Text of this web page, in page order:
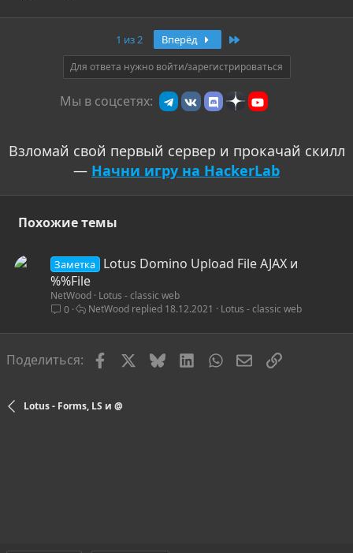
1 из 2 Вперёд
Для ответа нужно войти/зарегистрироваться
Мы в соцсетях:
Взломай свой первый сервер и прокачай скилл
— Начни игру на HackerLab
Похожие темы
Заметка
Lotus Domino Upload File AJAX и
%%File
NetWood Lotus - classic web
0
Lotus - classic web
18.12.2021
NetWood
Поделиться: FacebookBlueskyLinkedInWhatsAppЭлектронная
Ссылка
Lotus - Forms, LS и @